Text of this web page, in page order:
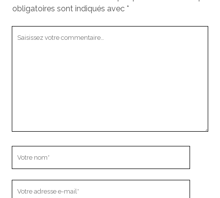
obligatoires sont indiqués avec *